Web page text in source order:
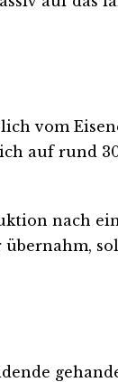
vom
auf rund
nach
übernahm,